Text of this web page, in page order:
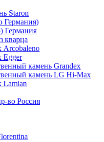
Staron
Германия)
Германия
кварца
Arcobaleno
Egger
камень Grandex
камень LG Hi-Max
Lamian
во Россия